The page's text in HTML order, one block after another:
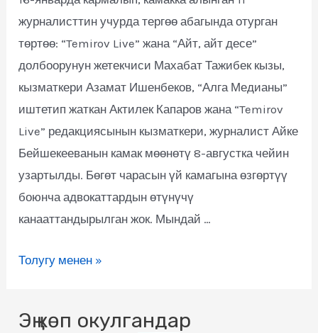
журналисттин учурда тергөө абагында отурган
төртөө: “Temirov Live” жана “Айт, айт десе”
долбоорунун жетекчиси Махабат Тажибек кызы,
кызматкери Азамат Ишенбеков, “Алга Медианы”
иштетип жаткан Актилек Капаров жана “Temirov
Live” редакциясынын кызматкери, журналист Айке
Бейшекееванын камак мөөнөтү 8-августка чейин
узартылды. Бөгөт чарасын үй камагына өзгөртүү
боюнча адвокаттардын өтүнүчү
канааттандырылган жок. Мындай …
Толугу менен »
Эң көп окулгандар